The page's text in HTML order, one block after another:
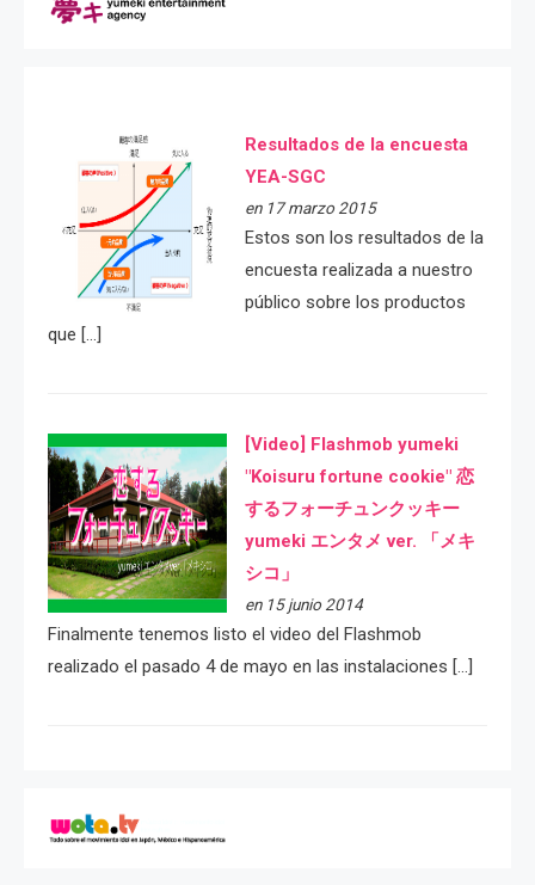
Resultados de la encuesta
YEA-SGC
en 17 marzo 2015
Estos son los resultados de la
encuesta realizada a nuestro
público sobre los productos
que […]
[Video] Flashmob yumeki
"Koisuru fortune cookie" 恋
するフォーチュンクッキー
yumeki エンタメ ver. 「メキ
シコ」
en 15 junio 2014
Finalmente tenemos listo el video del Flashmob
realizado el pasado 4 de mayo en las instalaciones […]